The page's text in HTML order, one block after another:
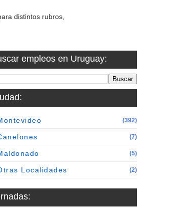
distintos rubros,
empleos en Uruguay:
(392)
(7)
(5)
Localidades (2)